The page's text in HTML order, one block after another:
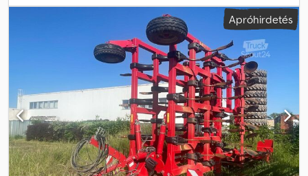
cső/lap (0040) Utánfutó borona: henger mögött (0050)
Hidraulikacső a boronához mint (0060) utánfutó egység (0070)
Felső függesztési kapcsolás: Kat.3 (0080) Alsó függesztési
kapcsolás: L3 Z3 (Kat.3) (0090) Vázmagasság: 550 mm (0100)
Támkerék/vezetőkerék: 4 db 10.5/23-12 (0110) mechanikus (0120)
Kapaváltozat: lúdláb kapa 380 mm (0130) Munkamélység állítása:
hidraulikus (0140) távvezérlésű (0150) Világítórendszer: európai
hátsó felfogatás (0160) Védőberendezés: kapákhoz (0170)
Szállítási állapot: összeszerelve Djdpjxfc Ncefx Aa Deck
Apróhirdetés